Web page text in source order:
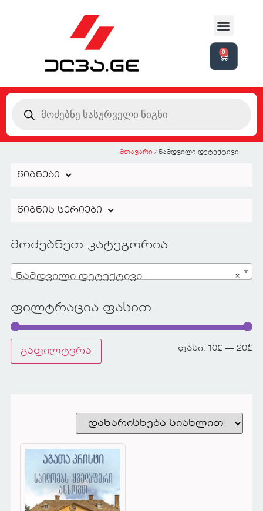
0
მთავარი / ნამდვილი დეტექტივი
წიგნები
წიგნის სერიები
მოძებნეთ კატეგორია
×
ნამდვილი დეტექტივი
ფილტრაცია ფასით
გაფილტვრა ფასი:10₾ — 20₾